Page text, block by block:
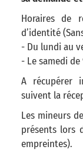
Horaires de
d’identité
- Du lundi au
- Le samedi de
A récupérer
suivent la
Les mineurs
présents lors
empreintes).